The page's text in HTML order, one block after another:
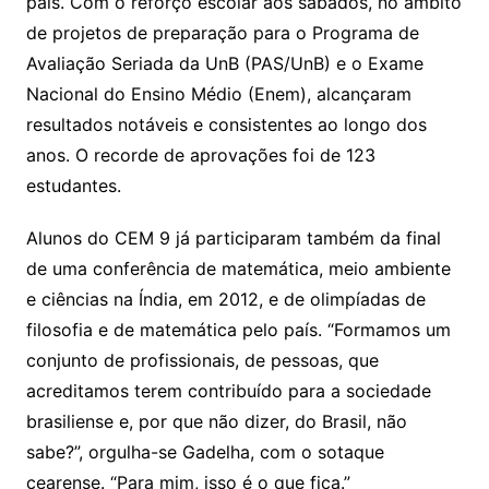
de projetos de preparação para o Programa de
Avaliação Seriada da UnB (PAS/UnB) e o Exame
Nacional do Ensino Médio (Enem), alcançaram
resultados notáveis e consistentes ao longo dos
anos. O recorde de aprovações foi de 123
estudantes.
Alunos do CEM 9 já participaram também da final
de uma conferência de matemática, meio ambiente
e ciências na Índia, em 2012, e de olimpíadas de
filosofia e de matemática pelo país. “Formamos um
conjunto de profissionais, de pessoas, que
acreditamos terem contribuído para a sociedade
brasiliense e, por que não dizer, do Brasil, não
sabe?”, orgulha-se Gadelha, com o sotaque
cearense. “Para mim, isso é o que fica.”